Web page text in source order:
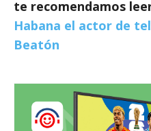
te recomendamos
Habana el actor de
Beatón